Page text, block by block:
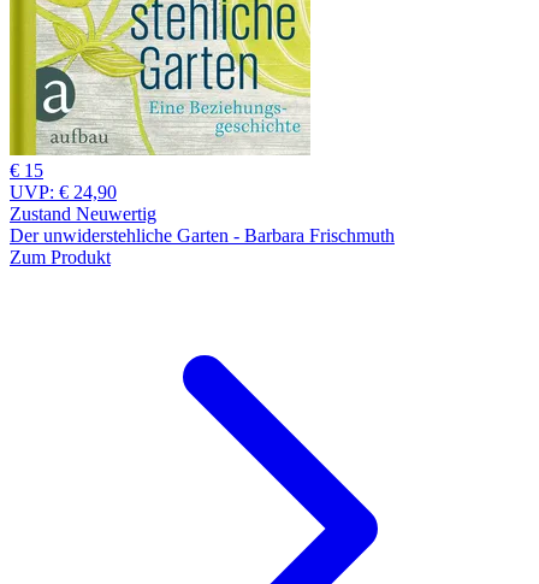
€ 15
UVP: € 24,90
Zustand Neuwertig
Der unwiderstehliche Garten - Barbara Frischmuth
Zum Produkt